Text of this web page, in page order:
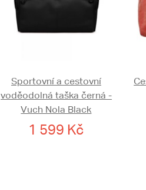
Sportovní a cestovní
voděodolná taška černá -
Vuch Nola Black
1 599 Kč